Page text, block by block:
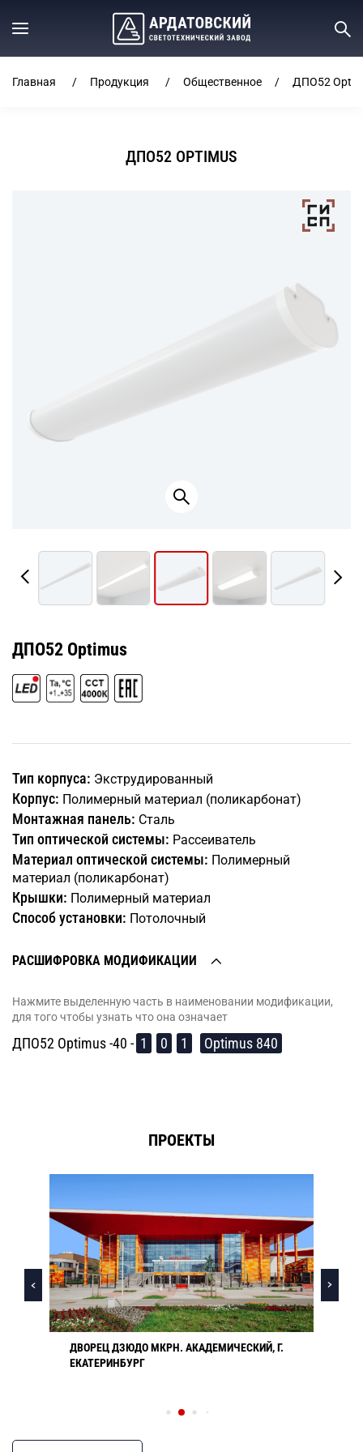
Главная Продукция Общественное ДПО52
ДПО52 OPTIMUS
ДПО52 Optimus
Тип корпуса: Экструдированный
Корпус: Полимерный материал (поликарбонат)
Монтажная панель: Сталь
Тип оптической системы: Рассеиватель
Материал оптической системы: Полимерный
материал (поликарбонат)
Крышки: Полимерный материал
Способ установки: Потолочный
РАСШИФРОВКА МОДИФИКАЦИИ
Нажмите выделенную часть в наименовании модификации,
для того чтобы узнать что она означает
ДПО52 Optimus -40 - 1 0 1 Optimus 840
ПРОЕКТЫ
ДВОРЕЦ ДЗЮДО МКРН. АКАДЕМИЧЕСКИЙ, Г.
ЕКАТЕРИНБУРГ